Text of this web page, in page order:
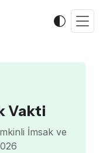
Vakti
İmsak ve